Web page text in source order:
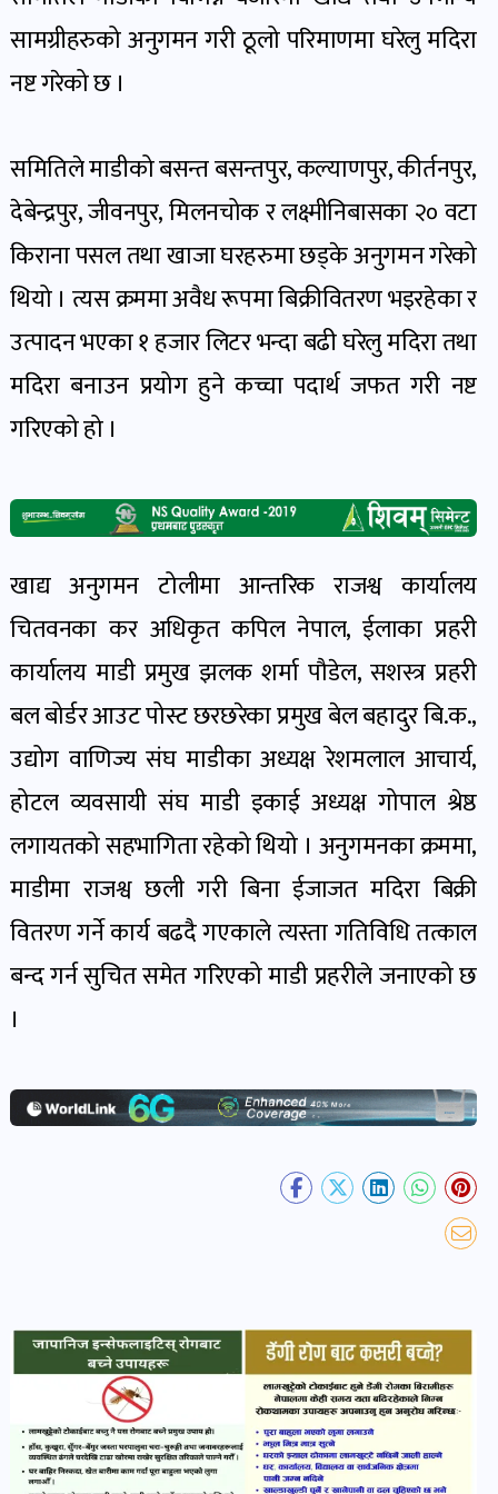
पर्यटन
शिक्षा
खबर
पोष्ट
बिपद-
जोखिम
पोष्ट
खेल
र
खेलाडी
अपराध
खबर
पोष्ट
स्वास्थ्य
पोष्ट
प्रवास
धर्म-
पोष्ट
साहित्य
पोष्ट
सामग्रीहरुको अनुगमन गरी ठूलो परिमाणमा घरेलु मदिरा
नष्ट गरेको छ ।
समितिले माडीको बसन्त बसन्तपुर, कल्याणपुर, कीर्तनपुर,
देबेन्द्रपुर, जीवनपुर, मिलनचोक र लक्ष्मीनिबासका २० वटा
किराना पसल तथा खाजा घरहरुमा छड्के अनुगमन गरेको
थियो । त्यस क्रममा अवैध रूपमा बिक्रीवितरण भइरहेका र
उत्पादन भएका १ हजार लिटर भन्दा बढी घरेलु मदिरा तथा
मदिरा बनाउन प्रयोग हुने कच्चा पदार्थ जफत गरी नष्ट
गरिएको हो ।
खाद्य अनुगमन टोलीमा आन्तरिक राजश्व कार्यालय
चितवनका कर अधिकृत कपिल नेपाल, ईलाका प्रहरी
कार्यालय माडी प्रमुख झलक शर्मा पौडेल, सशस्त्र प्रहरी
बल बोर्डर आउट पोस्ट छरछरेका प्रमुख बेल बहादुर बि.क.,
उद्योग वाणिज्य संघ माडीका अध्यक्ष रेशमलाल आचार्य,
होटल व्यवसायी संघ माडी इकाई अध्यक्ष गोपाल श्रेष्ठ
लगायतको सहभागिता रहेको थियो । अनुगमनका क्रममा,
माडीमा राजश्व छली गरी बिना ईजाजत मदिरा बिक्री
वितरण गर्ने कार्य बढदै गएकाले त्यस्ता गतिविधि तत्काल
बन्द गर्न सुचित समेत गरिएको माडी प्रहरीले जनाएको छ
।